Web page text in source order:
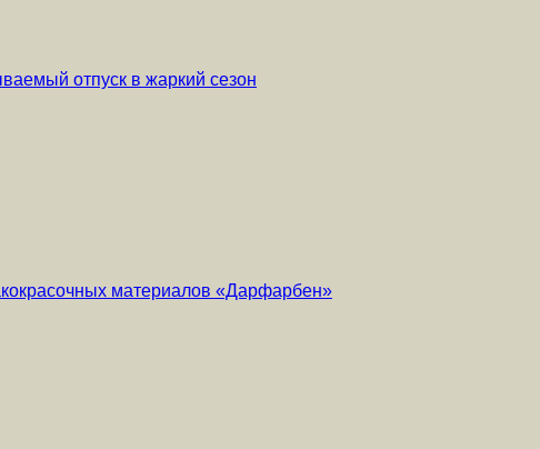
отпуск в жаркий сезон
материалов «Дарфарбен»